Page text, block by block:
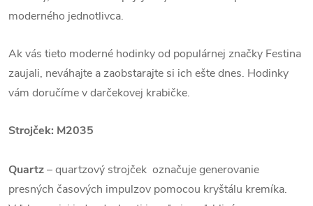
moderného jednotlivca.
Ak vás tieto moderné hodinky od populárnej značky Festina
zaujali, neváhajte a zaobstarajte si ich ešte dnes. Hodinky
vám doručíme v darčekovej krabičke.
Strojček: M2035
Quartz– quartzový strojček označuje generovanie
presných časových impulzov pomocou kryštálu kremíka.